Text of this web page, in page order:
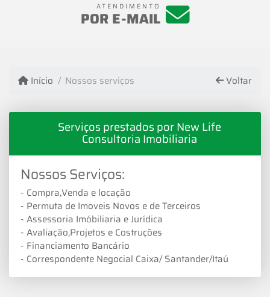
ATENDIMENTO
POR E-MAIL
Início Nossos serviços Voltar
Serviços prestados por New Life
Consultoria Imobiliaria
Nossos Serviços:
- Compra,Venda e locação
- Permuta de Imoveis Novos e de Terceiros
- Assessoria Imóbiliaria e Jurídica
- Avaliação,Projetos e Costruções
- Financiamento Bancário
- Correspondente Negocial Caixa/ Santander/Itaú